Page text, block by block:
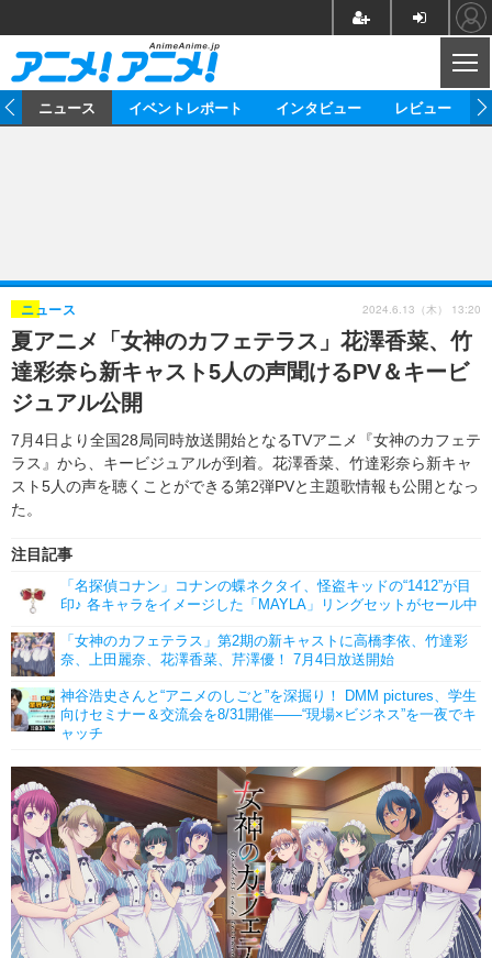
ゲーム グッズ
イベント 海外
海外イベント ビジネス
俳優・タレント アーティスト
ビジネス
アニメ 実写
書評 イベント
ゲーム 座談会
動画
アニメ
アニメ！アニメ！TV ABEMA Cafe
連載・コラム
ニュース イベントレポート インタビュー レビュー
夏アニメ「女神のカフェテラス」花澤香菜、竹
達彩奈ら新キャスト5人の声聞けるPV＆キービ
ジュアル公開
7月4日より全国28局同時放送開始となるTVアニメ『女神のカフェテ
ラス』から、キービジュアルが到着。花澤香菜、竹達彩奈ら新キャ
スト5人の声を聴くことができる第2弾PVと主題歌情報も公開となっ
た。
ニュース
注目記事
「名探偵コナン」コナンの蝶ネクタイ、怪盗キッドの“1412”が目
印♪ 各キャラをイメージした「MAYLA」リングセットがセール中
「女神のカフェテラス」第2期の新キャストに高橋李依、竹達彩
奈、上田麗奈、花澤香菜、芹澤優！ 7月4日放送開始
神谷浩史さんと“アニメのしごと”を深掘り！ DMM pictures、学生
向けセミナー＆交流会を8/31開催――“現場×ビジネス”を一夜でキ
ャッチ
2024.6.13（木） 13:20